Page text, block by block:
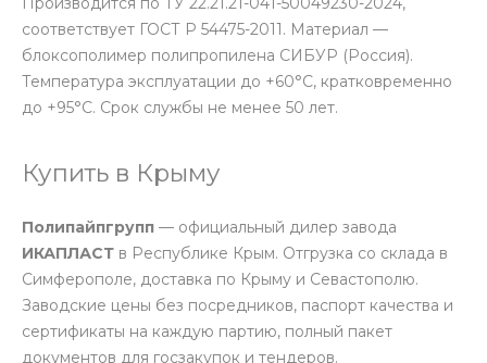
соответствует ГОСТ Р 54475-2011. Материал —
блоксополимер полипропилена СИБУР (Россия).
Температура эксплуатации до +60°С, кратковременно
до +95°С. Срок службы не менее 50 лет.
Купить в Крыму
Полипайпгрупп — официальный дилер завода
ИКАПЛАСТ в Республике Крым. Отгрузка со склада в
Симферополе, доставка по Крыму и Севастополю.
Заводские цены без посредников, паспорт качества и
сертификаты на каждую партию, полный пакет
документов для госзакупок и тендеров.